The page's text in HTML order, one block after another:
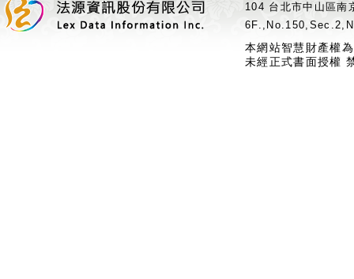
104 台北市中山區
本網站智慧財產權
未經正式書面授權